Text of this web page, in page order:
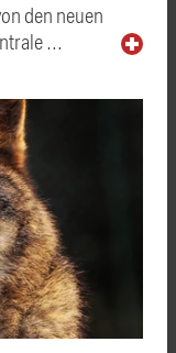
den neuen
…